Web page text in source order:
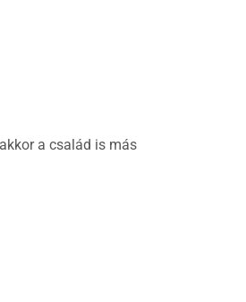
a család is más